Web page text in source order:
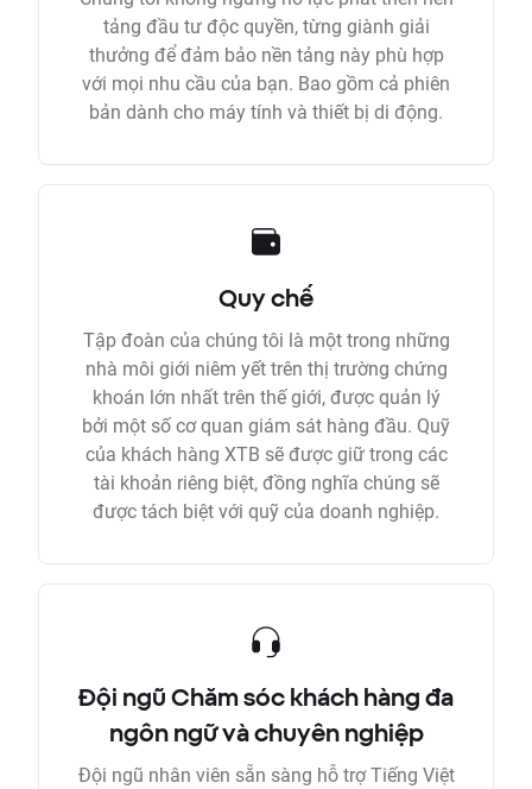
tảng đầu tư độc quyền, từng giành giải
thưởng để đảm bảo nền tảng này phù hợp
với mọi nhu cầu của bạn. Bao gồm cả phiên
bản dành cho máy tính và thiết bị di động.
Quy chế
Tập đoàn của chúng tôi là một trong những
nhà môi giới niêm yết trên thị trường chứng
khoán lớn nhất trên thế giới, được quản lý
bởi một số cơ quan giám sát hàng đầu. Quỹ
của khách hàng XTB sẽ được giữ trong các
tài khoản riêng biệt, đồng nghĩa chúng sẽ
được tách biệt với quỹ của doanh nghiệp.
Đội ngũ Chăm sóc khách hàng đa
ngôn ngữ và chuyên nghiệp
Đội ngũ nhân viên sẵn sàng hỗ trợ Tiếng Việt